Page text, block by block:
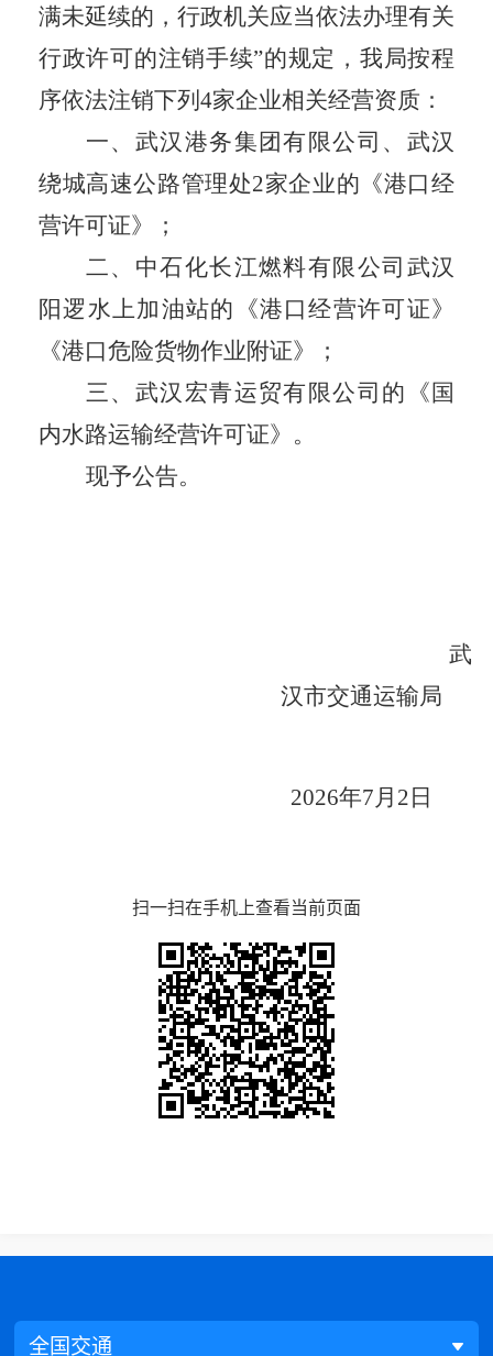
满未延续的，行政机关应当依法办理有关
行政许可的注销手续”的规定， 我局按程
序依法注销下列 4家企业相关经营资质：
一、 武汉港务集团有限公司、 武汉
绕城高速公路管理处2家企业的 《港口经
营许可证》
；
二、 中石化长江燃料有限公司武汉
阳逻水上加油站的 《港口经营许可证》
《港口危险货物作业附证》；
三、 武汉宏青运贸有限公司的《国
内水路运输经营许可证》。
现予公告。
武
汉市交通运输局
2026年7月 2 日
扫一扫在手机上查看当前页面
全国交通